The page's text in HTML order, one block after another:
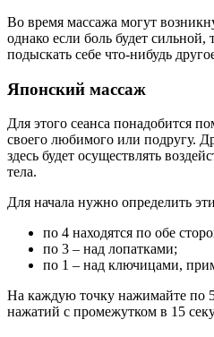
Во время массажа могут
однако если боль будет
подыскать себе что-нибудь
Японский массаж
Для этого сеанса понадобится
своего любимого или подругу.
здесь будет осуществлять
тела.
Для начала нужно определить
по 4 находятся по обе
по 3 – над лопатками;
по 1 – над ключицами,
На каждую точку нажимайте по
нажатий с промежутком в 15